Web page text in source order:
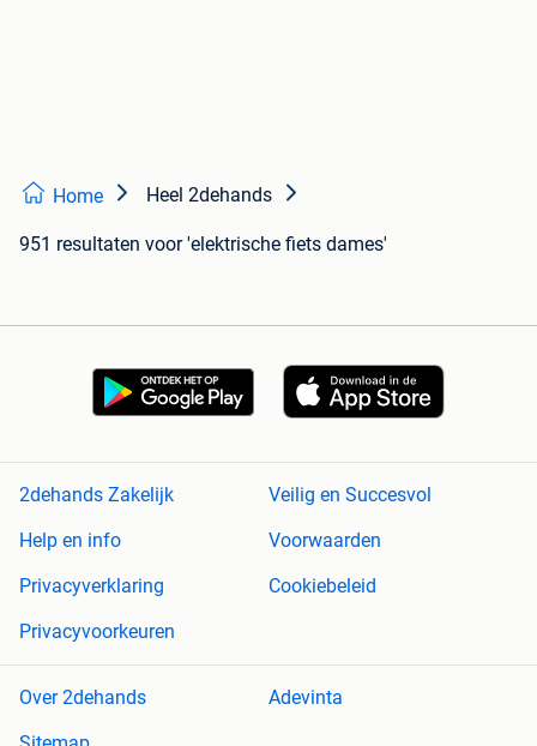
Home Heel 2dehands
951 resultaten voor 'elektrische fiets dames'
2dehands Zakelijk
Veilig en Succesvol
Help en info
Voorwaarden
Privacyverklaring
Cookiebeleid
Privacyvoorkeuren
Over 2dehands
Adevinta